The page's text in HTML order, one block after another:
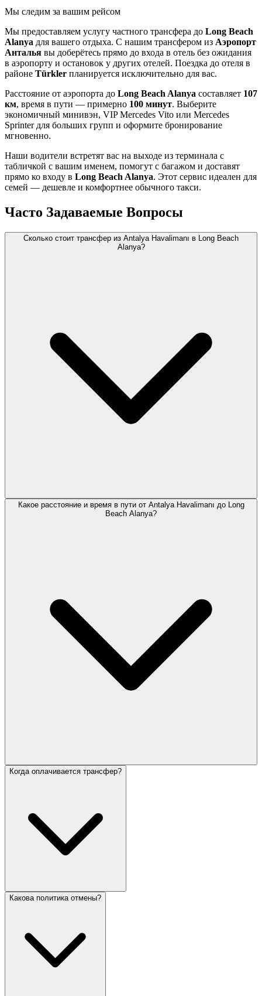
Мы следим за вашим рейсом
Мы предоставляем услугу частного трансфера до Long Beach
Alanya для вашего отдыха. С нашим трансфером из Аэропорт
Анталья вы доберётесь прямо до входа в отель без ожидания
в аэропорту и остановок у других отелей. Поездка до отеля в
районе Türkler планируется исключительно для вас.
Расстояние от аэропорта до Long Beach Alanya составляет 107
км, время в пути — примерно 100 минут. Выберите
экономичный минивэн, VIP Mercedes Vito или Mercedes
Sprinter для больших групп и оформите бронирование
мгновенно.
Наши водители встретят вас на выходе из терминала с
табличкой с вашим именем, помогут с багажом и доставят
прямо ко входу в Long Beach Alanya. Этот сервис идеален для
семей — дешевле и комфортнее обычного такси.
Часто Задаваемые Вопросы
Сколько стоит трансфер из Antalya Havalimanı в Long Beach
Alanya?
Какое расстояние и время в пути от Antalya Havalimanı до Long
Beach Alanya?
Когда оплачивается трансфер?
Какова политика отмены?